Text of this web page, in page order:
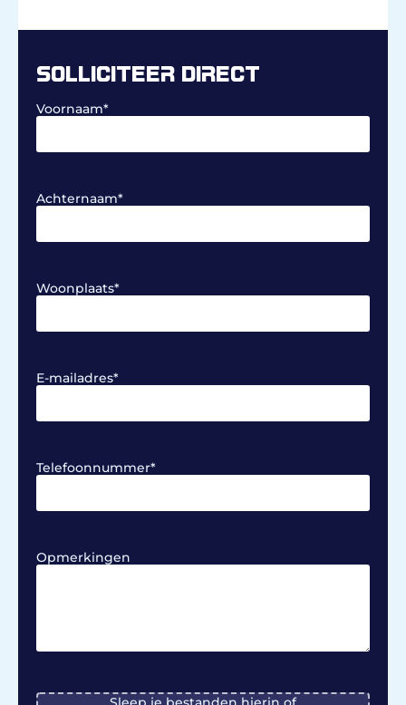
SOLLICITEER DIRECT
Voornaam*
Achternaam*
Woonplaats*
E-mailadres*
Telefoonnummer*
Opmerkingen
File